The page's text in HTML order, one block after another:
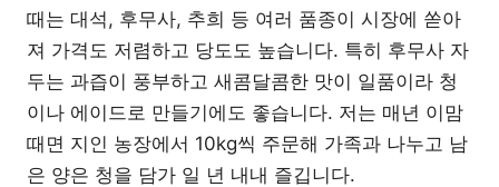
때는 대석, 후무사, 추희 등 여러 품종이 시장에 쏟아
져 가격도 저렴하고 당도도 높습니다. 특히 후무사 자
두는 과즙이 풍부하고 새콤달콤한 맛이 일품이라 청
이나 에이드로 만들기에도 좋습니다. 저는 매년 이맘
때면 지인 농장에서 10kg씩 주문해 가족과 나누고 남
은 양은 청을 담가 일 년 내내 즐깁니다.